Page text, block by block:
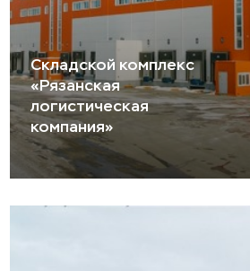
Складской комплекс
«Рязанская
логистическая
компания»